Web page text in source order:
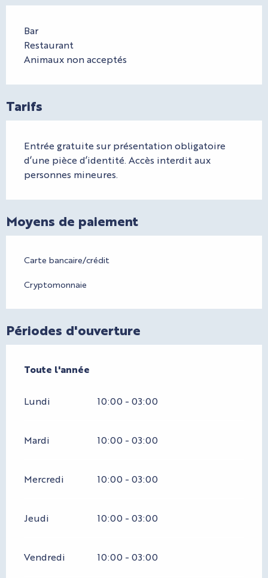
Bar
Restaurant
Animaux non acceptés
Tarifs
Entrée gratuite sur présentation obligatoire
d’une pièce d’identité. Accès interdit aux
personnes mineures.
Moyens de paiement
Carte bancaire/crédit
Cryptomonnaie
Périodes d'ouverture
Toute l'année
Toute l'année
Lundi 10:00 - 03:00
Mardi 10:00 - 03:00
Mercredi 10:00 - 03:00
Jeudi 10:00 - 03:00
Vendredi 10:00 - 03:00